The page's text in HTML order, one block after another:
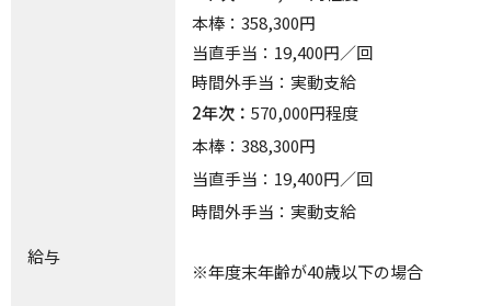
給与
本棒：358,300円
当直手当：19,400円／回
時間外手当：実動支給
2年次： 570,000円程度
本棒：388,300円
当直手当：19,400円／回
時間外手当：実動支給
※年度末年齢が40歳以下の場合